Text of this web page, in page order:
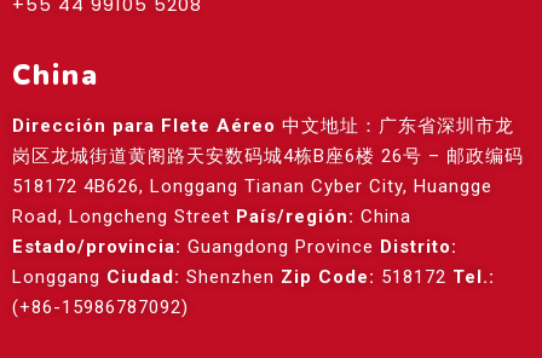
China
Dirección para Flete Aéreo 中文地址：广东省深圳市龙
岗区龙城街道黄阁路天安数码城4栋B座6楼 26号 – 邮政编码
518172 4B626, Longgang Tianan Cyber City, Huangge
Road, Longcheng Street País/región: China
Estado/provincia: Guangdong Province Distrito:
Longgang Ciudad: Shenzhen Zip Code: 518172 Tel.:
(+86-15986787092)